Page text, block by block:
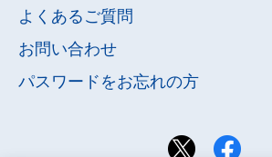
よくあるご質問
お問い合わせ
パスワードをお忘れの方